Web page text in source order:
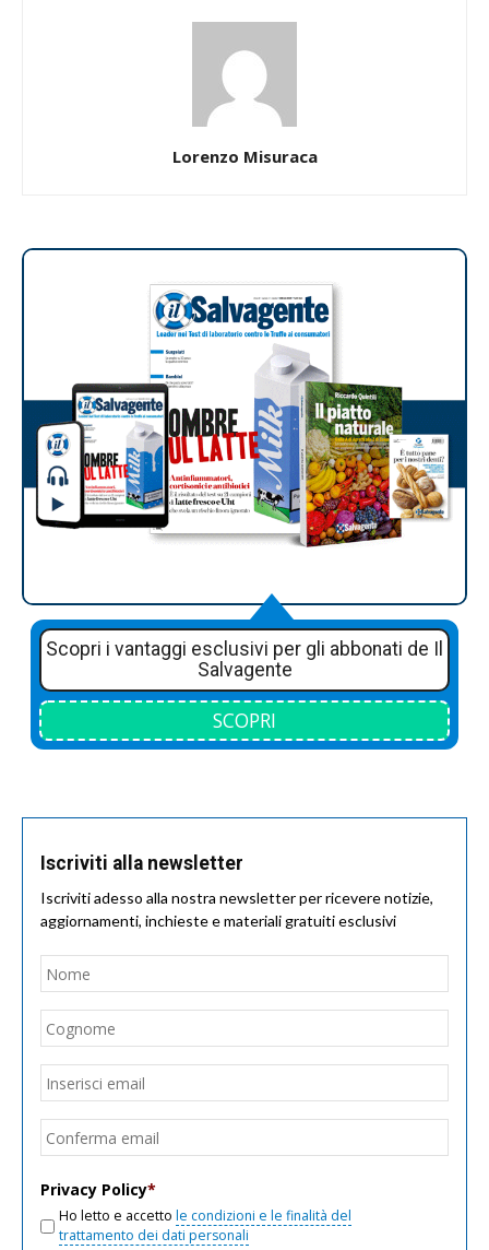
Lorenzo Misuraca
Scopri i vantaggi esclusivi per gli abbonati de Il
Salvagente
SCOPRI
Iscriviti alla newsletter
Iscriviti adesso alla nostra newsletter per ricevere notizie,
aggiornamenti, inchieste e materiali gratuiti esclusivi
Nome
Email
Privacy Policy*
Ho letto e accetto le condizioni e le finalità del
trattamento dei dati personali